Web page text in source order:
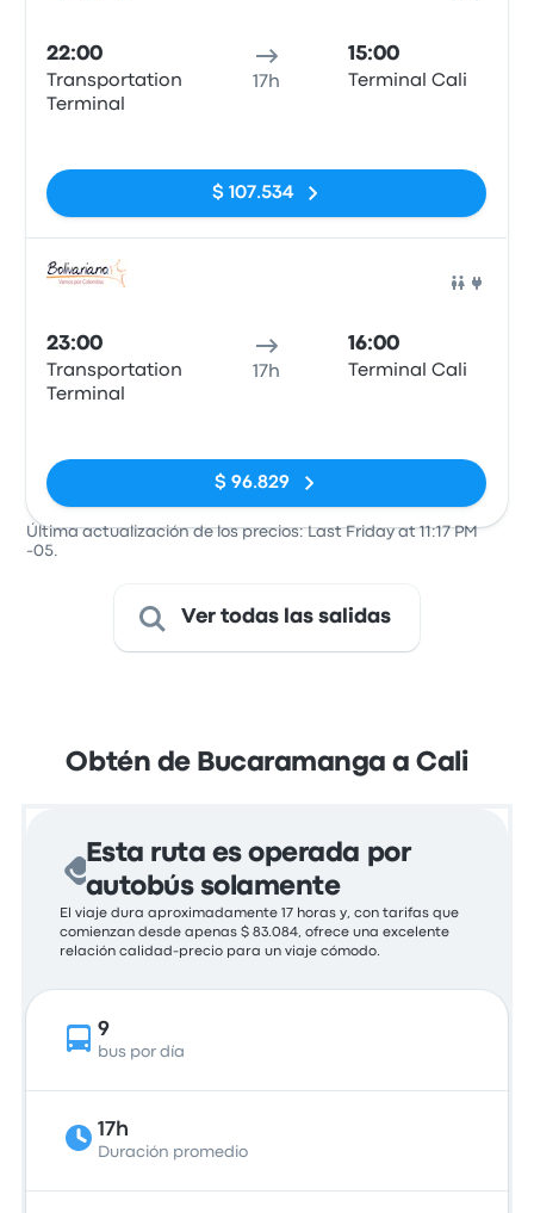
22:00
Transportation
Terminal
17h
15:00
Terminal Cali
$ 107.534
23:00
Transportation
Terminal
17h
16:00
Terminal Cali
$ 96.829
Última actualización de los precios: Last Friday at 11:17 PM
-05.
Ver todas las salidas
Obtén de Bucaramanga a Cali
Esta ruta es operada por
autobús solamente
El viaje dura aproximadamente 17 horas y, con tarifas que
comienzan desde apenas $ 83.084, ofrece una excelente
relación calidad-precio para un viaje cómodo.
9
bus por día
17h
Duración promedio